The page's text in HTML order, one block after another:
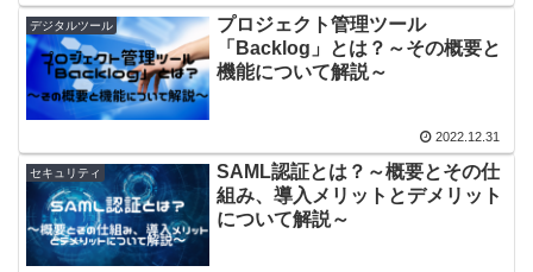
デジタルツール
プロジェクト管理ツール
「Backlog」とは？～その概要と
機能について解説～
2022.12.31
セキュリティ
SAML認証とは？～概要とその仕
組み、導入メリットとデメリット
について解説～